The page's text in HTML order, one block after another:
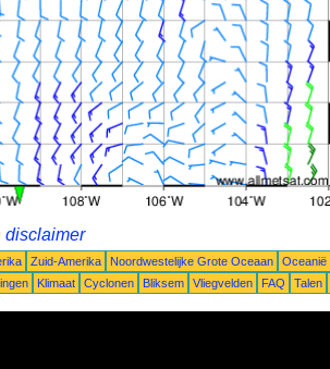
disclaimer
Zuid-Amerika Noordwestelijke Grote Oceaan Oceanië
Klimaat Cyclonen Bliksem Vliegvelden FAQ Talen